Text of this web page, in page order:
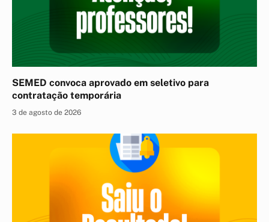
SEMED convoca aprovado em seletivo para
contratação temporária
3 de agosto de 2026